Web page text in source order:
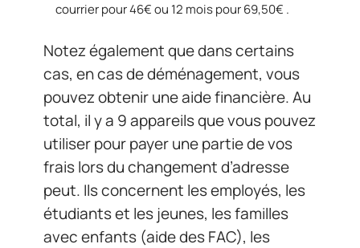
courrier pour 46€ ou 12 mois pour 69,50€ .
Notez également que dans certains
cas, en cas de déménagement, vous
pouvez obtenir une aide financière. Au
total, il y a 9 appareils que vous pouvez
utiliser pour payer une partie de vos
frais lors du changement d’adresse
peut. Ils concernent les employés, les
étudiants et les jeunes, les familles
avec enfants (aide des FAC), les